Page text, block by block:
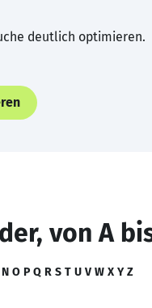
deutlich optimieren.
von A
N O P Q R S T U V W X Y Z